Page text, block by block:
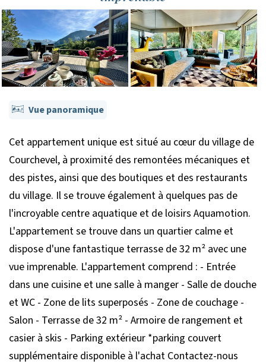
Vue panoramique
Cet appartement unique est situé au cœur du village de
Courchevel, à proximité des remontées mécaniques et
des pistes, ainsi que des boutiques et des restaurants
du village. Il se trouve également à quelques pas de
l'incroyable centre aquatique et de loisirs Aquamotion.
L'appartement se trouve dans un quartier calme et
dispose d'une fantastique terrasse de 32 m² avec une
vue imprenable. L'appartement comprend : - Entrée
dans une cuisine et une salle à manger - Salle de douche
et WC - Zone de lits superposés - Zone de couchage -
Salon - Terrasse de 32 m² - Armoire de rangement et
casier à skis - Parking extérieur *parking couvert
supplémentaire disponible à l'achat Contactez-nous